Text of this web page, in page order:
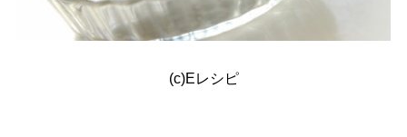
(c)Eレシピ